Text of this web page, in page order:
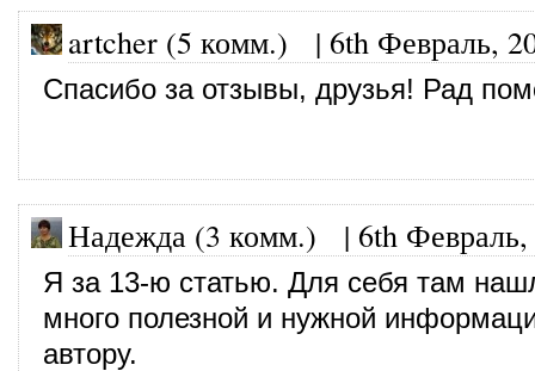
artcher (5 комм.) | 6th Февраль,
Спасибо за отзывы, друзья! Рад
Надежда (3 комм.) | 6th
Я за 13-ю статью. Для себя там
много полезной и нужной
автору.